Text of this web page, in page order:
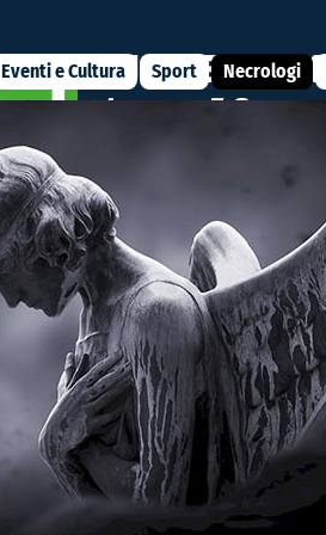
Eventi e Cultura Sport Necrologi